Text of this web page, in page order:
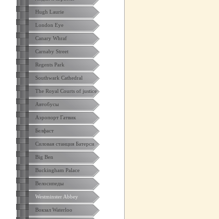
Hugh Laurie
London Eye
Canary Whraf
Carnaby Street
Regents Park
Southwark Cathedral
The Royal Courts of justice
Автобусы
Аэропорт Гатвик
Белфаст
Силовая станция Батерси
Big Ben
Buckingham Palace
Велосипеды
Westminster Abbey
Вокзал Waterloo